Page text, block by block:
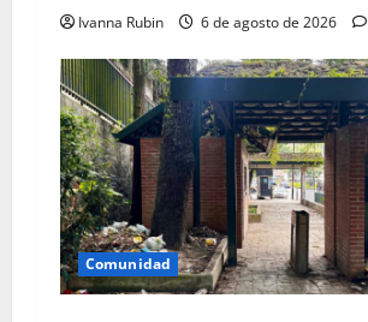
Ivanna Rubin 6 de agosto de 2026
Comunidad